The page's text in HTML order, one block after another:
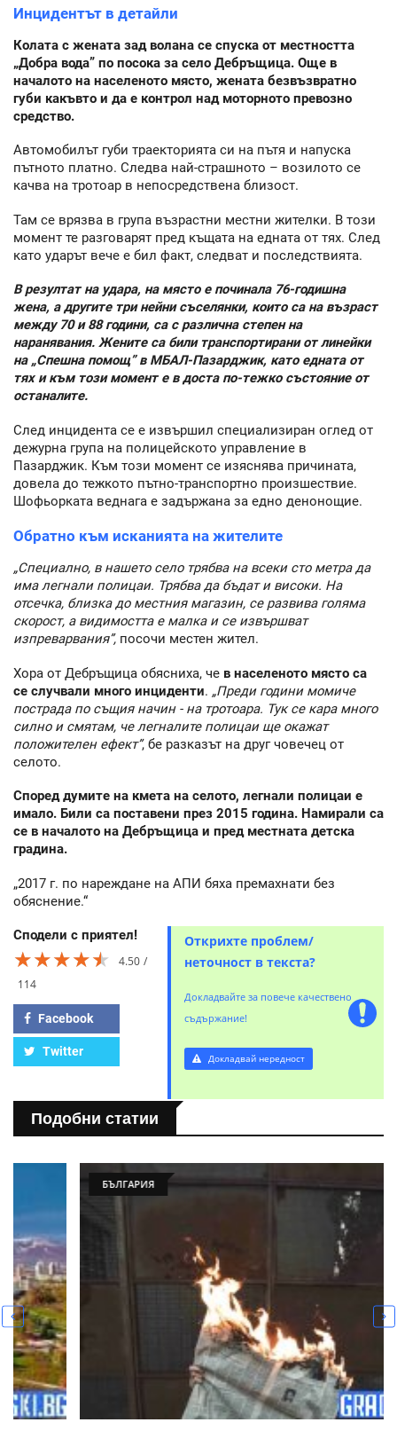
Инцидентът в детайли
Колата с жената зад волана се спуска от местността
„Добра вода” по посока за село Дебръщица. Още в
началото на населеното място, жената безвъзвратно
губи какъвто и да е контрол над моторното превозно
средство.
Автомобилът губи траекторията си на пътя и напуска
пътното платно. Следва най-страшното – возилото се
качва на тротоар в непосредствена близост.
Там се врязва в група възрастни местни жителки. В този
момент те разговарят пред къщата на едната от тях. След
като ударът вече е бил факт, следват и последствията.
В резултат на удара, на място е починала 76-годишна
жена, а другите три нейни съселянки, които са на възраст
между 70 и 88 години, са с различна степен на
наранявания. Жените са били транспортирани от линейки
на „Спешна помощ” в МБАЛ-Пазарджик, като едната от
тях и към този момент е в доста по-тежко състояние от
останалите.
След инцидента се е извършил специализиран оглед от
дежурна група на полицейското управление в
Пазарджик. Към този момент се изяснява причината,
довела до тежкото пътно-транспортно произшествие.
Шофьорката веднага е задържана за едно денонощие.
Обратно към исканията на жителите
„Специално, в нашето село трябва на всеки сто метра да
има легнали полицаи. Трябва да бъдат и високи. На
отсечка, близка до местния магазин, се развива голяма
скорост, а видимостта е малка и се извършват
изпреварвания”, посочи местен жител.
Хора от Дебръщица обясниха, че в населеното място са
се случвали много инциденти. „Преди години момиче
пострада по същия начин - на тротоара. Тук се кара много
силно и смятам, че легналите полицаи ще окажат
положителен ефект”, бе разказът на друг човечец от
селото.
Според думите на кмета на селото, легнали полицаи е
имало. Били са поставени през 2015 година. Намирали са
се в началото на Дебръщица и пред местната детска
градина.
„2017 г. по нареждане на АПИ бяха премахнати без
обяснение.“
Сподели с приятел!
★★★★★
★★★★★
★★★★★
4.50
114
Facebook
Twitter
Открихте проблем/
неточност в текста?
Докладвайте за повече качествено
съдържание!
Докладвай нередност
Подобни статии